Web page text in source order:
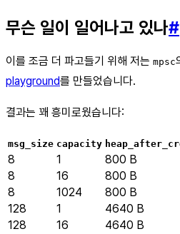
무슨 일이 일어나고 있나#
이를 조금 더 파고들기 위해 저는 mpsc
playground를 만들었습니다.
결과는 꽤 흥미로웠습니다:
msg_size capacity
8 1 800 B
8
16 800 B
8
1024 800 B
128
1 4640 B
128
16 4640 B